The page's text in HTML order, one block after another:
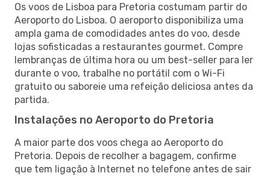
Os voos de Lisboa para Pretoria costumam partir do
Aeroporto do Lisboa. O aeroporto disponibiliza uma
ampla gama de comodidades antes do voo, desde
lojas sofisticadas a restaurantes gourmet. Compre
lembranças de última hora ou um best-seller para ler
durante o voo, trabalhe no portátil com o Wi-Fi
gratuito ou saboreie uma refeição deliciosa antes da
partida.
Instalações no Aeroporto do Pretoria
A maior parte dos voos chega ao Aeroporto do
Pretoria. Depois de recolher a bagagem, confirme
que tem ligação à Internet no telefone antes de sair